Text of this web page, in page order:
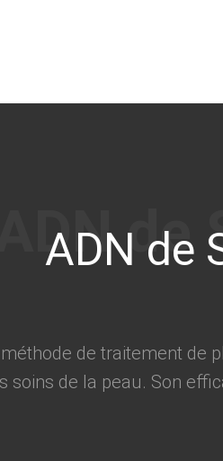
ADN de
méthode de traitement
soins de la peau. Son